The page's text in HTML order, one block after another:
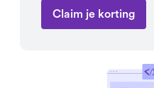
Claim je korting